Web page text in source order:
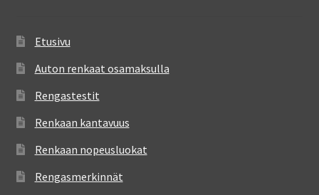
Etusivu
Auton renkaat osamaksulla
Rengastestit
Renkaan kantavuus
Renkaan nopeusluokat
Rengasmerkinnät